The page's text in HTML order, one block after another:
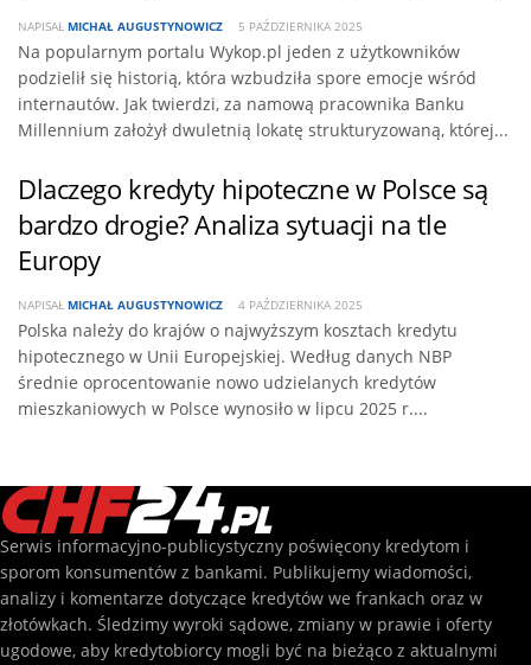
NAPISAŁ MICHAŁ AUGUSTYNOWICZ 5 PAŹDZIERNIKA 2025
Na popularnym portalu Wykop.pl jeden z użytkowników
podzielił się historią, która wzbudziła spore emocje wśród
internautów. Jak twierdzi, za namową pracownika Banku
Millennium założył dwuletnią lokatę strukturyzowaną, której...
Dlaczego kredyty hipoteczne w Polsce są
bardzo drogie? Analiza sytuacji na tle
Europy
NAPISAŁ MICHAŁ AUGUSTYNOWICZ 4 PAŹDZIERNIKA 2025
Polska należy do krajów o najwyższym kosztach kredytu
hipotecznego w Unii Europejskiej. Według danych NBP
średnie oprocentowanie nowo udzielanych kredytów
mieszkaniowych w Polsce wynosiło w lipcu 2025 r....
Serwis informacyjno-publicystyczny poświęcony kredytom i
sporom konsumentów z bankami. Publikujemy wiadomości,
analizy i komentarze dotyczące kredytów we frankach oraz w
złotówkach. Śledzimy wyroki sądowe, zmiany w prawie i oferty
ugodowe, aby kredytobiorcy mogli być na bieżąco z aktualnymi